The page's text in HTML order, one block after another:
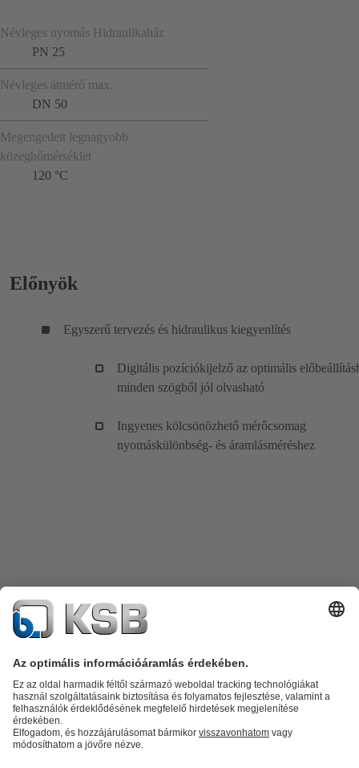
Névleges nyomás Hidraulikaház
PN 25
Névleges átmérő max.
DN 50
Megengedett legnagyobb
közeghőmérséklet
120 °C
Előnyök
Egyszerű tervezés és hidraulikus kiegyenlítés
Digitális pozíciókijelző az optimális
minden szögből jól olvasható
Ingyenes kölcsönözhető mérőcsomag
nyomáskülönbség- és áramlásméréshez